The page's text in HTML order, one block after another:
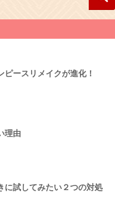
ースリメイクが進化！
理由
に試してみたい２つの対処